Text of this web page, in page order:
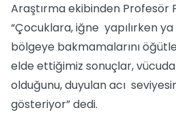
Araştırma ekibinden Profesör
“Çocuklara, iğne yapılırken
bölgeye bakmamalarını
elde ettiğimiz sonuçlar,
olduğunu, duyulan acı
gösteriyor” dedi.